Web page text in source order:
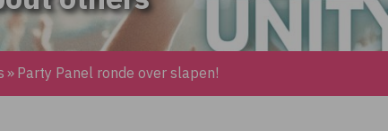
» Party Panel ronde over slapen!